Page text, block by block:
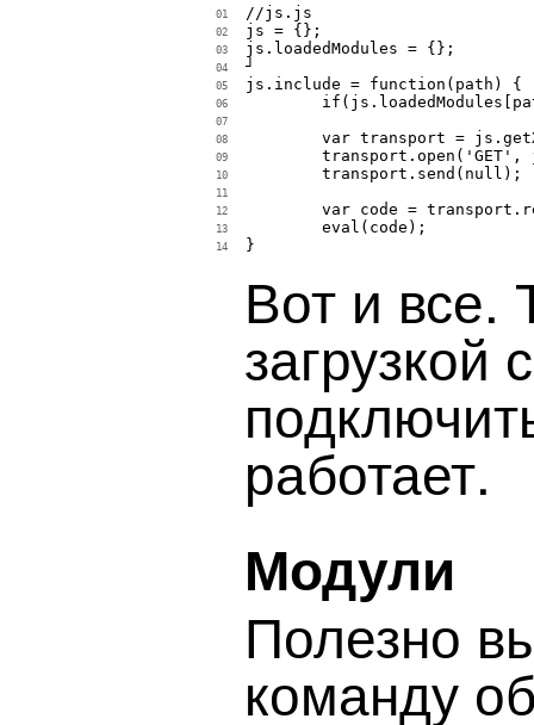
01
02
03
04
05
06
07
08
09
10
11
12
13
14
//js.js
js = {};
js.loadedModules = {};
┘
js.include = function(path) {
	var transport = js.getXHTTPTransport();
	transport.open('GET', js.rootUrl + path.replace(/\./g, '/') + '.js', false);
	transport.send(null);
	var code = transport.responseText;
	eval(code);
}
Вот и все.
загрузкой
работает.
Модули
Полезно
команду